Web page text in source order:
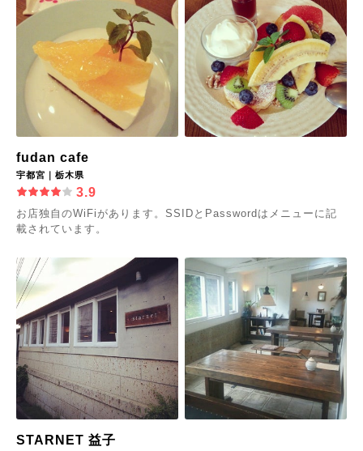
fudan cafe
宇都宮｜栃木県
3.9
お店独自のWiFiがあります。SSIDとPasswordはメニューに記
載されています。
STARNET 益子